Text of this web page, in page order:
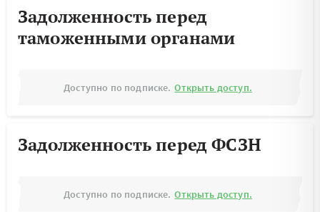
Задолженность перед
таможенными органами
Доступно по подписке. Открыть доступ.
Задолженность перед ФСЗН
Доступно по подписке. Открыть доступ.